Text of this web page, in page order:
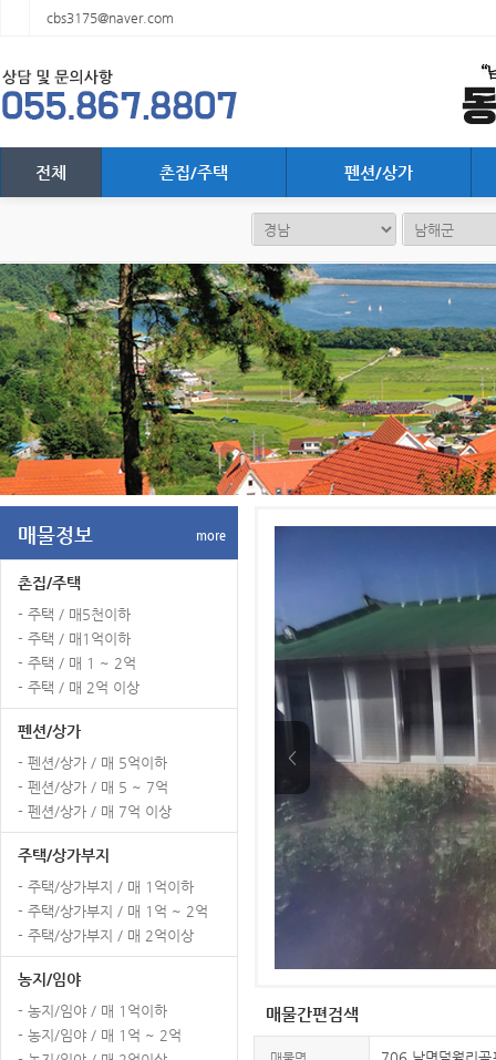
cbs3175@naver.com
전체 촌집/주택 펜션/상가
매물정보 more
촌집/주택
- 주택 / 매5천이하
- 주택 / 매1억이하
- 주택 / 매 1 ~ 2억
- 주택 / 매 2억 이상
펜션/상가
- 펜션/상가 / 매 5억이하
- 펜션/상가 / 매 5 ~ 7억
- 펜션/상가 / 매 7억 이상
주택/상가부지
- 주택/상가부지 / 매 1억이하
- 주택/상가부지 / 매 1억 ~ 2억
- 주택/상가부지 / 매 2억이상
농지/임야
- 농지/임야 / 매 1억이하
- 농지/임야 / 매 1억 ~ 2억
<
매물간편검색